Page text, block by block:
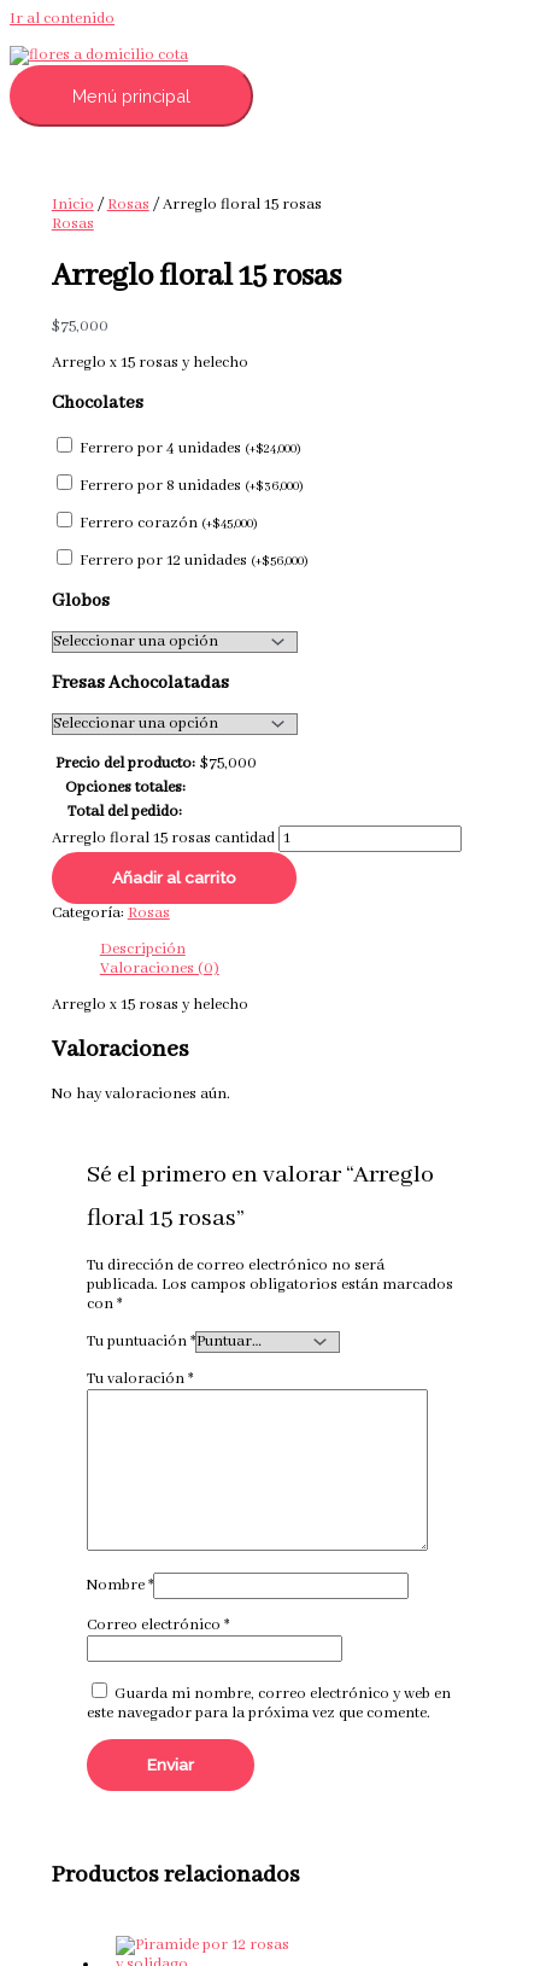
Ir al contenido
Menú principal
Inicio/Rosas/ Arreglo floral 15 rosas
Rosas
Arreglo floral 15 rosas
$75,000
Arreglo x 15 rosas y helecho
Chocolates
Ferrero por 4 unidades (+$24,000)
Ferrero por 8 unidades (+$36,000)
Ferrero corazón (+$45,000)
Ferrero por 12 unidades (+$56,000)
Globos
Fresas Achocolatadas
Precio del producto: $75,000
Opciones totales:
Total del pedido:
Arreglo floral 15 rosas cantidad
Añadir al carrito
Categoría:Rosas
Descripción
Valoraciones (0)
Arreglo x 15 rosas y helecho
Valoraciones
No hay valoraciones aún.
Sé el primero en valorar “Arreglo
floral 15 rosas”
Tu dirección de correo electrónico no será
publicada. Los campos obligatorios están marcados
con*
Tu puntuación*
Tu valoración*
Nombre*
Correo electrónico *
Guarda mi nombre, correo electrónico y web en
este navegador para la próxima vez que comente.
Productos relacionados